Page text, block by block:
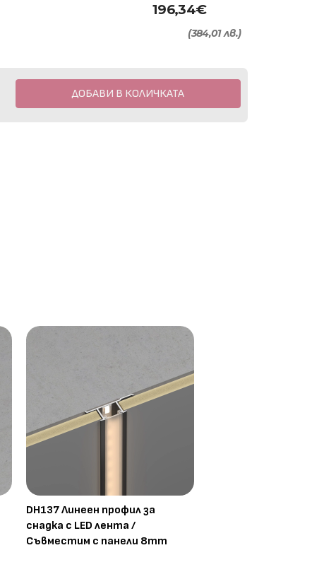
196,34€
(384,01 лв.)
ДОБАВИ В КОЛИЧКАТА
DH137 Линеен профил за
снадка с LED лента /
Съвместим с панели 8mm